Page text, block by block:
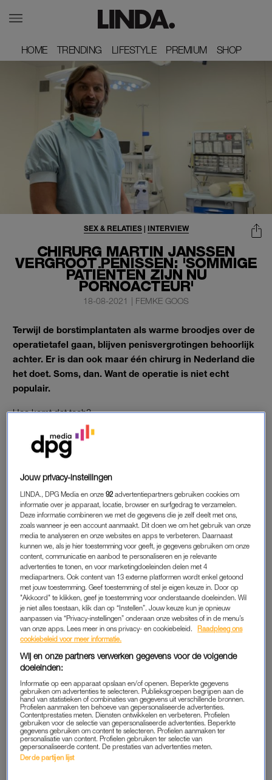
HOME
HOME TRENDING
TRENDING LIFESTYLE
LIFESTYLE PREMIUM
PREMIUM SHOP
SHOP
CHIRURG MARTIN JANSSEN
VERGROOT PENISSEN: 'SOMMIGE
PATIËNTEN ZIJN NU
PORNOACTEUR'
SEX & RELATIES| INTERVIEW
18-08-2021 | FEMKE GOOS
Terwijl de borstimplantaten als warme broodjes over de
operatietafel gaan, blijven penisvergrotingen behoorlijk
achter. Er is dan ook maar één chirurg in Nederland die
het doet. Soms, dan. Want de operatie is niet echt
populair.
Hoe komt dat toch?
OPLEIDING
het behandelen van brandwonden, handletsels en aangeboren
afwijkingen. Specialiseer je je in cosmetische plastische
chirurgie, dan leer je ookneuscorrecties, facelifts, liposuctie en
borstvergrotingen te doen.
Martin Janssen (58) rondt beide opleidingen af en besluit zijn
vakkennis te vergroten bij Doctor Barron in New York, een
bekende uroloog in dit vakgebied. Hij vergroot vooral veel
mannelijke geslachtsdelen. Inmiddels heeft Janssen zijn eigen
plastisch chirurgische privékliniek, de Janssen Kliniek in
Oisterwijk. Daar vergroot hij, als enige arts in Nederland, ook
penissen.
NEW YORK
“Bij de kliniek in New York deed ik vijf of zes penisvergrotingen
per dag, iets wat je niet leert tijdens de opleiding in Nederland.
Na ongeveer zes weken meekijken met Doctor Barron kon ik
het zelf. Eigenlijk is het een vrij simpele ingreep. Vroeger werd
er een stuk huid op het dijbeen weggehaald, dat werd er bij
Jouw privacy-instellingen
LINDA., DPG Media en onze92 advertentiepartners gebruiken cookies om
informatie over je apparaat, locatie, browser en surfgedrag te verzamelen.
Deze informatie combineren we met de gegevens die je zelf deelt met ons,
zoals wanneer je een account aanmaakt. Dit doen we om het gebruik van onze
media te analyseren en onze websites en apps te verbeteren. Daarnaast
kunnen we, als je hier toestemming voor geeft, je gegevens gebruiken om onze
content, communicatie en aanbod te personaliseren en je relevante
advertenties te tonen, en voor marketingdoeleinden delen met 4
mediapartners. Ook content van 13 externe platformen wordt enkel getoond
met jouw toestemming. Geef toestemming of stel je eigen keuze in. Door op
"Akkoord" te klikken, geef je toestemming voor onderstaande doeleinden. Wil
je niet alles toestaan, klik dan op “Instellen”. Jouw keuze kun je opnieuw
aanpassen via “Privacy-instellingen” onderaan onze websites of in de menu’s
van onze apps. Lees meer in ons privacy- en cookiebeleid.
Raadpleeg ons
cookiebeleid voor meer informatie.
Wij en onze partners verwerken gegevens voor de volgende
doeleinden:
Informatie op een apparaat opslaan en/of openen. Beperkte gegevens
gebruiken om advertenties te selecteren. Publieksgroepen begrijpen aan de
hand van statistieken of combinaties van gegevens uit verschillende bronnen.
Profielen aanmaken ten behoeve van gepersonaliseerde advertenties.
Contentprestaties meten. Diensten ontwikkelen en verbeteren. Profielen
gebruiken voor de selectie van gepersonaliseerde advertenties. Beperkte
gegevens gebruiken om content te selecteren. Profielen aanmaken ter
personalisatie van content. Profielen gebruiken ter selectie van
gepersonaliseerde content. De prestaties van advertenties meten.
Derde partijen lijst